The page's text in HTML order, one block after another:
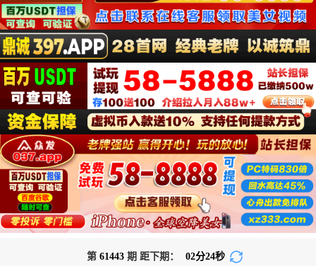
第 61443期 距下期： 02分23秒